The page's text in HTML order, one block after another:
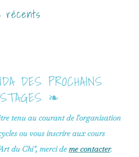
récents
DES PROCHAINS
STAGES ❧
tenu au courant de l'organisation
ou vous inscrire aux cours
du Chi", merci deme contacter.